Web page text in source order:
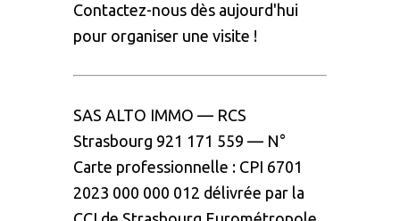
Contactez-nous dès aujourd'hui
pour organiser une visite !
SAS ALTO IMMO — RCS
Strasbourg 921 171 559 — N°
Carte professionnelle : CPI 6701
2023 000 000 012 délivrée par la